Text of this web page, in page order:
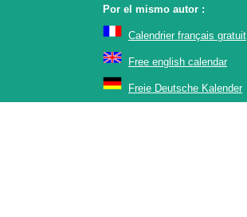
Por el mismo autor :
Calendrier français gratuit
Free english calendar
Freie Deutsche Kalender